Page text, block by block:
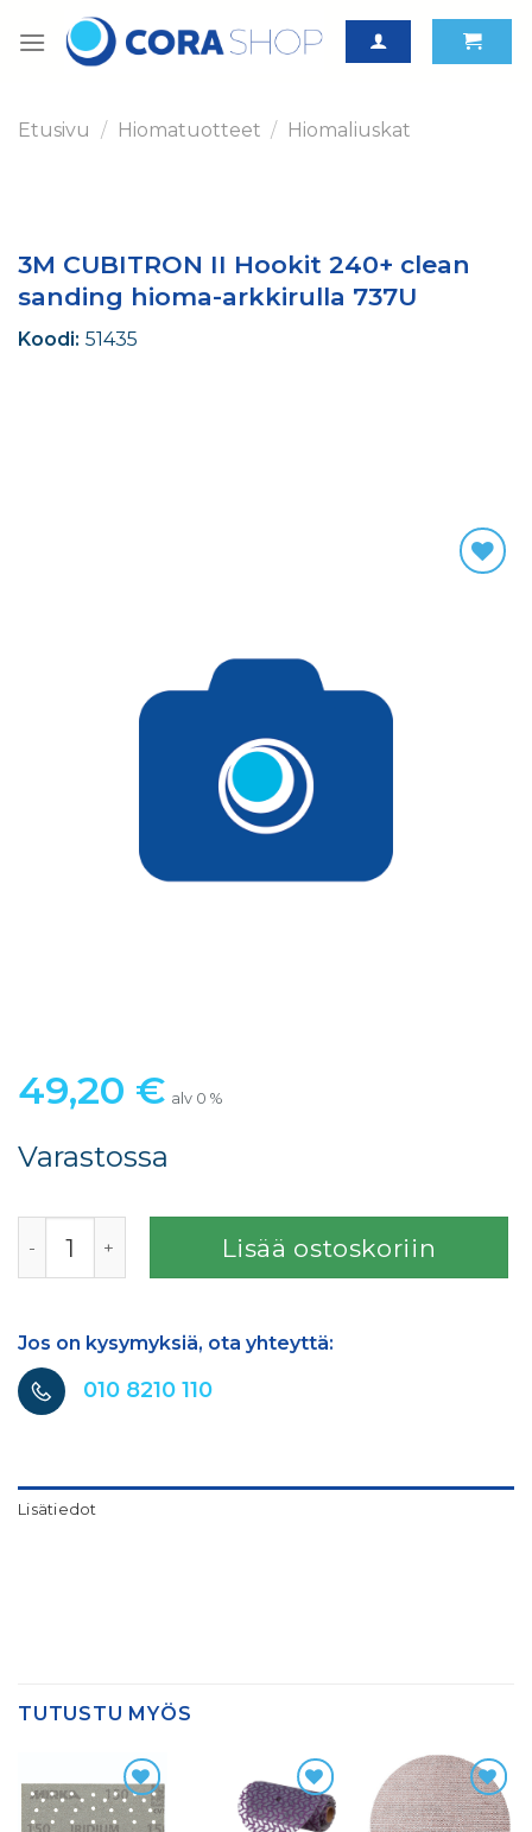
Etusivu / Hiomatuotteet / Hiomaliuskat
3M CUBITRON II Hookit 240+ clean
sanding hioma-arkkirulla 737U
Koodi: 51435
49,20 € alv 0 %
Varastossa
Lisää ostoskoriin
Jos on kysymyksiä, ota yhteyttä:
010 8210 110
Lisätiedot
TUTUSTU MYÖS